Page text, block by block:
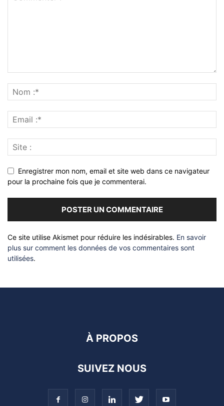
Enregistrer mon nom, email et site web dans ce navigateur
pour la prochaine fois que je commenterai.
Ce site utilise Akismet pour réduire les indésirables. En savoir
plus sur comment les données de vos commentaires sont
utilisées.
À PROPOS
SUIVEZ NOUS